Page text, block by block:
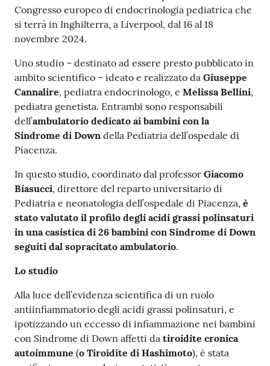
Piacenza
Costruiamo
Salute
Novità
Scuole
Imprese
ed Enti
Seguici
su
Congresso europeo di endocrinologia pediatrica che
si terrà in Inghilterra, a Liverpool, dal 16 al 18
novembre 2024.
Uno studio – destinato ad essere presto pubblicato in
ambito scientifico – ideato e realizzato da Giuseppe
Cannalire, pediatra endocrinologo, e Melissa Bellini,
pediatra genetista. Entrambi sono responsabili
dell’ambulatorio dedicato ai bambini con la
Sindrome di Down della Pediatria dell’ospedale di
Piacenza.
In questo studio, coordinato dal professor Giacomo
Biasucci, direttore del reparto universitario di
Pediatria e neonatologia dell’ospedale di Piacenza, è
stato valutato il profilo degli acidi grassi polinsaturi
in una casistica di 26 bambini con Sindrome di Down
seguiti dal sopracitato ambulatorio.
Lo studio
Alla luce dell’evidenza scientifica di un ruolo
antiinfiammatorio degli acidi grassi polinsaturi, e
ipotizzando un eccesso di infiammazione nei bambini
con Sindrome di Down affetti da tiroidite cronica
autoimmune (o Tiroidite di Hashimoto), è stata